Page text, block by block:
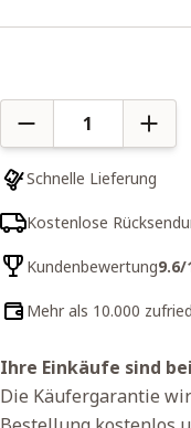
Schnelle Lieferung
Kostenlose
Kundenbewertung9.6/
Mehr als 10.000
Ihre Einkäufe sind
Die Käufergarantie